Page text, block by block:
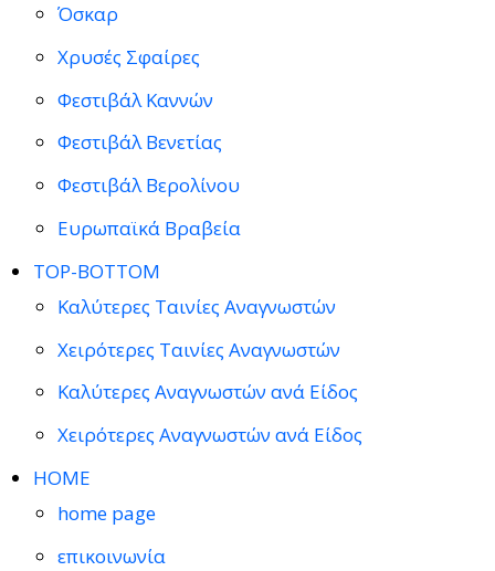
Όσκαρ
Χρυσές Σφαίρες
Φεστιβάλ Καννών
Φεστιβάλ Βενετίας
Φεστιβάλ Βερολίνου
Ευρωπαϊκά Βραβεία
TOP-BOTTOM
Καλύτερες Ταινίες Αναγνωστών
Χειρότερες Ταινίες Αναγνωστών
Καλύτερες Αναγνωστών ανά Είδος
Χειρότερες Αναγνωστών ανά Είδος
HOME
home page
επικοινωνία